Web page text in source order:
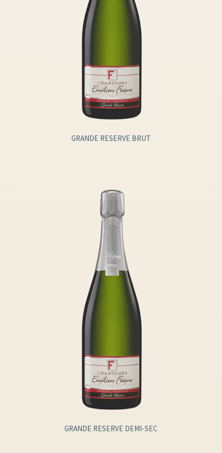
GRANDE RESERVE BRUT
GRANDE RESERVE DEMI-SEC